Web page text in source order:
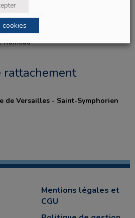
rattachement
de Versailles - Saint-Symphorien
Mentions légales et
CGU